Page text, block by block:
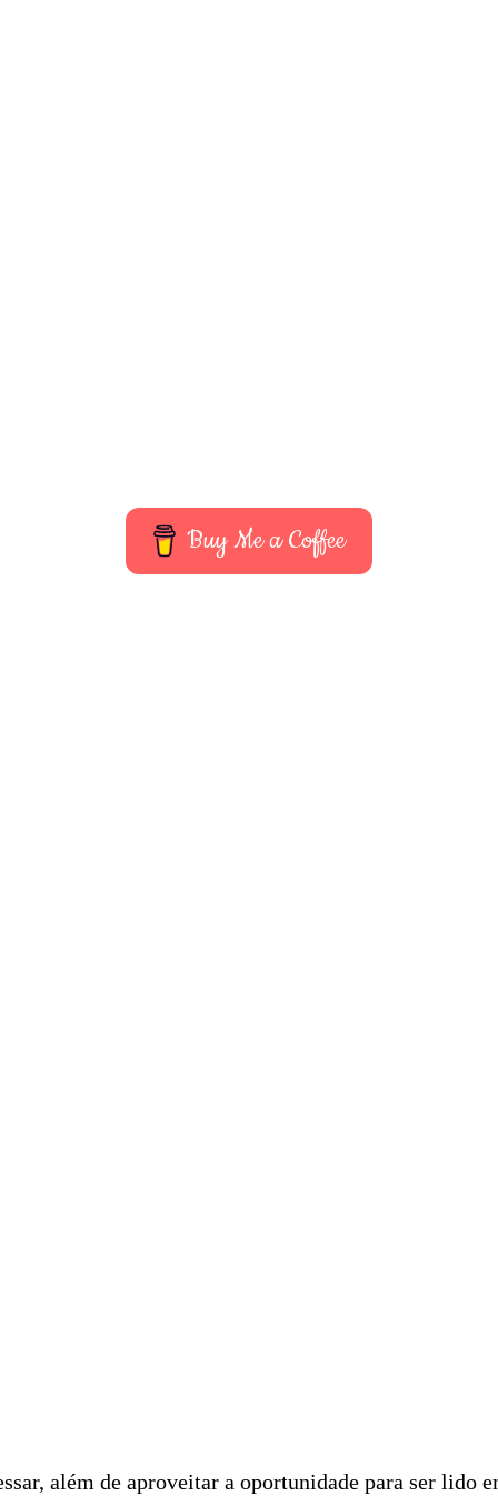
Buy Me a Coffee
além de aproveitar a oportunidade para ser lido